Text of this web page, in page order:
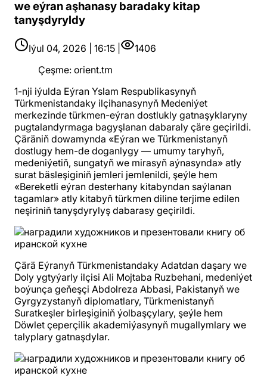
we eýran aşhanasy baradaky kitap
tanyşdyryldy
Iýul 04, 2026 | 16:15 |
1406
Çeşme: orient.tm
1-nji iýulda Eýran Yslam Respublikasynyň
Türkmenistandaky ilçihanasynyň Medeniýet
merkezinde türkmen-eýran dostlukly gatnaşyklaryny
pugtalandyrmaga bagyşlanan dabaraly çäre geçirildi.
Çäräniň dowamynda «Eýran we Türkmenistanyň
dostlugy hem-de doganlygy — umumy taryhyň,
medeniýetiň, sungatyň we mirasyň aýnasynda» atly
surat bäsleşiginiň jemleri jemlenildi, şeýle hem
«Bereketli eýran desterhany kitabyndan saýlanan
tagamlar» atly kitabyň türkmen diline terjime edilen
neşiriniň tanyşdyrylyş dabarasy geçirildi.
Çärä Eýranyň Türkmenistandaky Adatdan daşary we
Doly ygtyýarly ilçisi Ali Mojtaba Ruzbehani, medeniýet
boýunça geňeşçi Abdolreza Abbasi, Pakistanyň we
Gyrgyzystanyň diplomatlary, Türkmenistanyň
Suratkeşler birleşiginiň ýolbaşçylary, şeýle hem
Döwlet çeperçilik akademiýasynyň mugallymlary we
talyplary gatnaşdylar.